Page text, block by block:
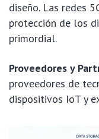
diseño. Las redes
protección de los
primordial.
Proveedores y
proveedores de
dispositivos IoT y